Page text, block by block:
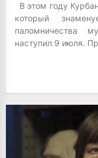
В этом году
который
паломничества
наступил 9 июля.